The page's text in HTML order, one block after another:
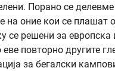
Порано се
оние кои се плашат
се решени за
повторно другите
за бегалски